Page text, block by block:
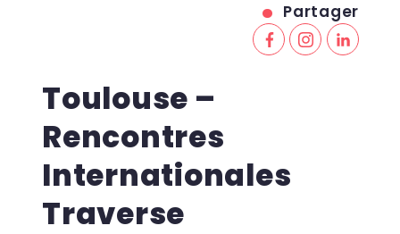
Partager
Toulouse –
Rencontres
Internationales
Traverse